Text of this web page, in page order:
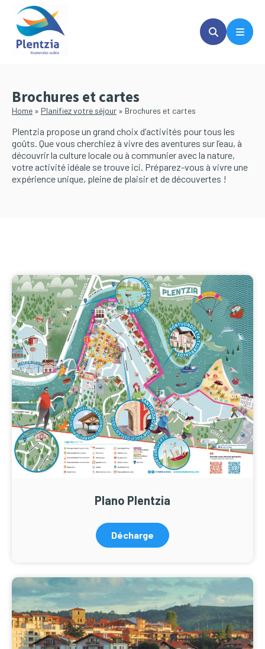
Passer
contenu
principal
Passer
Brochures et cartes
Home » Planifiez votre séjour » Brochures et cartes
Plentzia propose un grand choix d’activités pour tous les
goûts. Que vous cherchiez à vivre des aventures sur l’eau, à
découvrir la culture locale ou à communier avec la nature,
votre activité idéale se trouve ici. Préparez-vous à vivre une
expérience unique, pleine de plaisir et de découvertes !
Plano Plentzia
Décharge